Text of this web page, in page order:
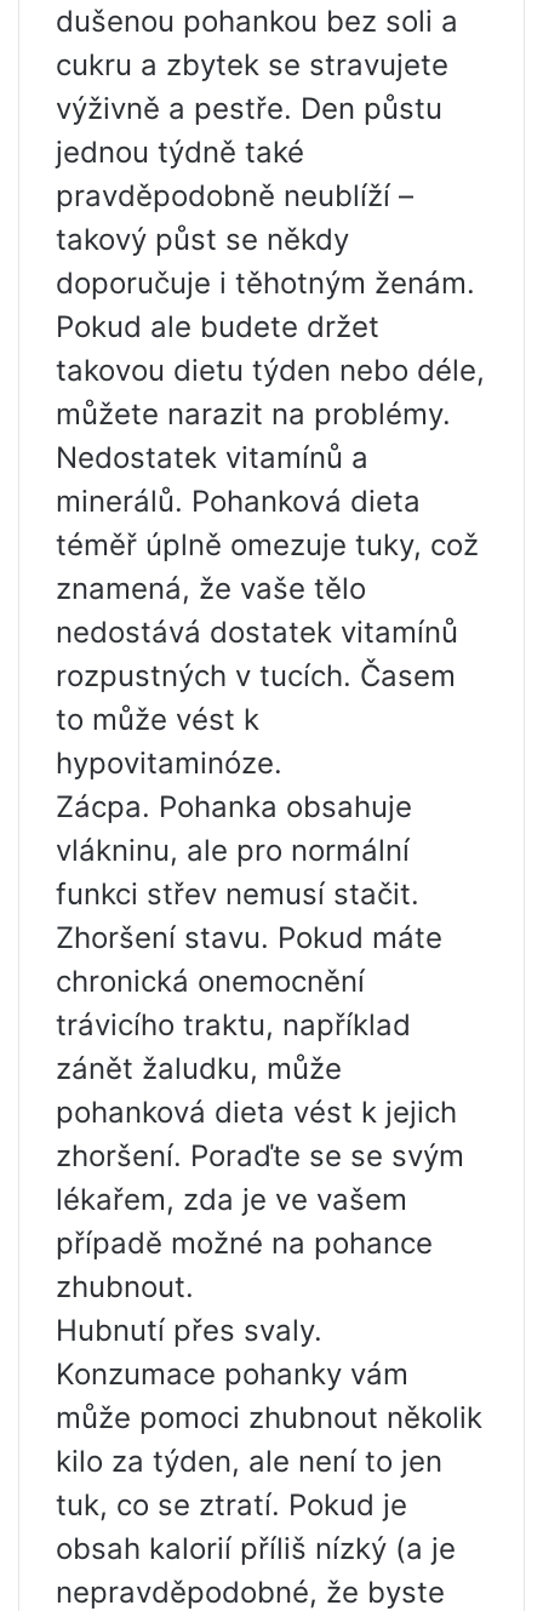
dušenou pohankou bez soli a
cukru a zbytek se stravujete
výživně a pestře. Den půstu
jednou týdně také
pravděpodobně neublíží –
takový půst se někdy
doporučuje i těhotným ženám.
Pokud ale budete držet
takovou dietu týden nebo déle,
můžete narazit na problémy.
Nedostatek vitamínů a
minerálů. Pohanková dieta
téměř úplně omezuje tuky, což
znamená, že vaše tělo
nedostává dostatek vitamínů
rozpustných v tucích. Časem
to může vést k
hypovitaminóze.
Zácpa. Pohanka obsahuje
vlákninu, ale pro normální
funkci střev nemusí stačit.
Zhoršení stavu. Pokud máte
chronická onemocnění
trávicího traktu, například
zánět žaludku, může
pohanková dieta vést k jejich
zhoršení. Poraďte se se svým
lékařem, zda je ve vašem
případě možné na pohance
zhubnout.
Hubnutí přes svaly.
Konzumace pohanky vám
může pomoci zhubnout několik
kilo za týden, ale není to jen
tuk, co se ztratí. Pokud je
obsah kalorií příliš nízký (a je
nepravděpodobné, že byste